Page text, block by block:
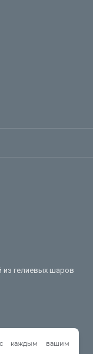
из гелиевых шаров
каждым вашим